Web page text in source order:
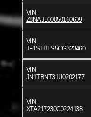
VIN
Z8NAJL00050160609
VIN
JF1SHJLS5CG323460
VIN
JN1TBNT31U0202177
VIN
XTA217230C0224138